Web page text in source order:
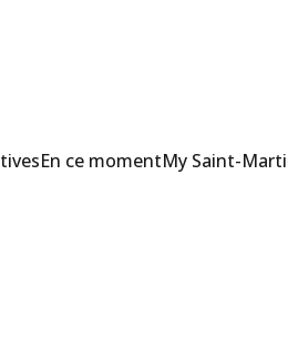
En ce momentMy Saint-